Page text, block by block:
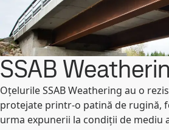
SSAB
Oțelurile SSAB Weathering au o
protejate printr-o patină de rugină,
urma expunerii la condiții de mediu